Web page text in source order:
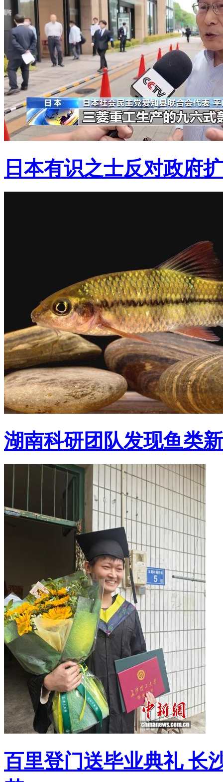
日本有识之士反对政府
湖南科研团队发现鱼类
百里登门送毕业典礼 长